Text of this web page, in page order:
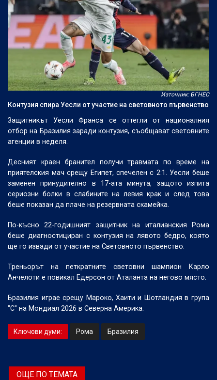
Източник: БГНЕС
Контузия спира Уесли от участие на световното първенство
Защитникът Уесли Франса се оттегли от националния
отбор на Бразилия заради контузия, съобщават световните
агенции в неделя.
Десният краен бранител получи травмата по време на
приятелския мач срещу Египет, спечелен с 2:1. Уесли беше
заменен принудително в 17-ата минута, защото изпита
сериозни болки в слабините на левия крак и след това
беше показан да плаче на резервната скамейка.
По-късно 22-годишният защитник на италианския Рома
беше диагностициран с контузия на лявото бедро, която
ще го извади от участие на Световното първенство.
Треньорът на петкратните световни шампион Карло
Анчелоти е повикал Едерсон от Аталанта на негово място.
Бразилия играе срещу Мароко, Хаити и Шотландия в група
"С" на Мондиал 2026 в Северна Америка.
Ключови думи: Рома Бразилия
ОЩЕ ПО ТЕМАТА